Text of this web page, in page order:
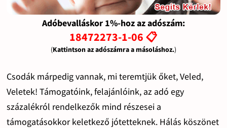
Adóbevalláskor 1%-hoz az adószám:
18472273-1-06 📋
(Kattintson az adószámra a másoláshoz.)
Csodák márpedig vannak, mi teremtjük őket, Veled,
Veletek! Támogatóink, felajánlóink, az adó egy
százalékról rendelkezők mind részesei a
támogatásokkor keletkező jótetteknek. Hálás köszönet